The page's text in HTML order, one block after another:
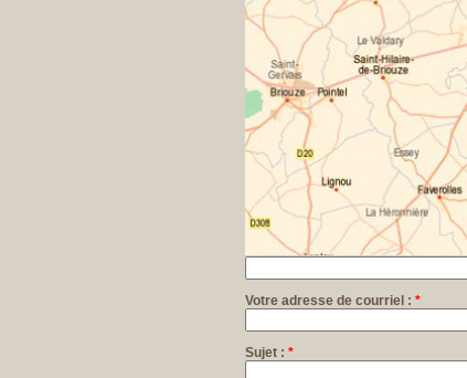
Votre adresse de courriel : *
Sujet : *